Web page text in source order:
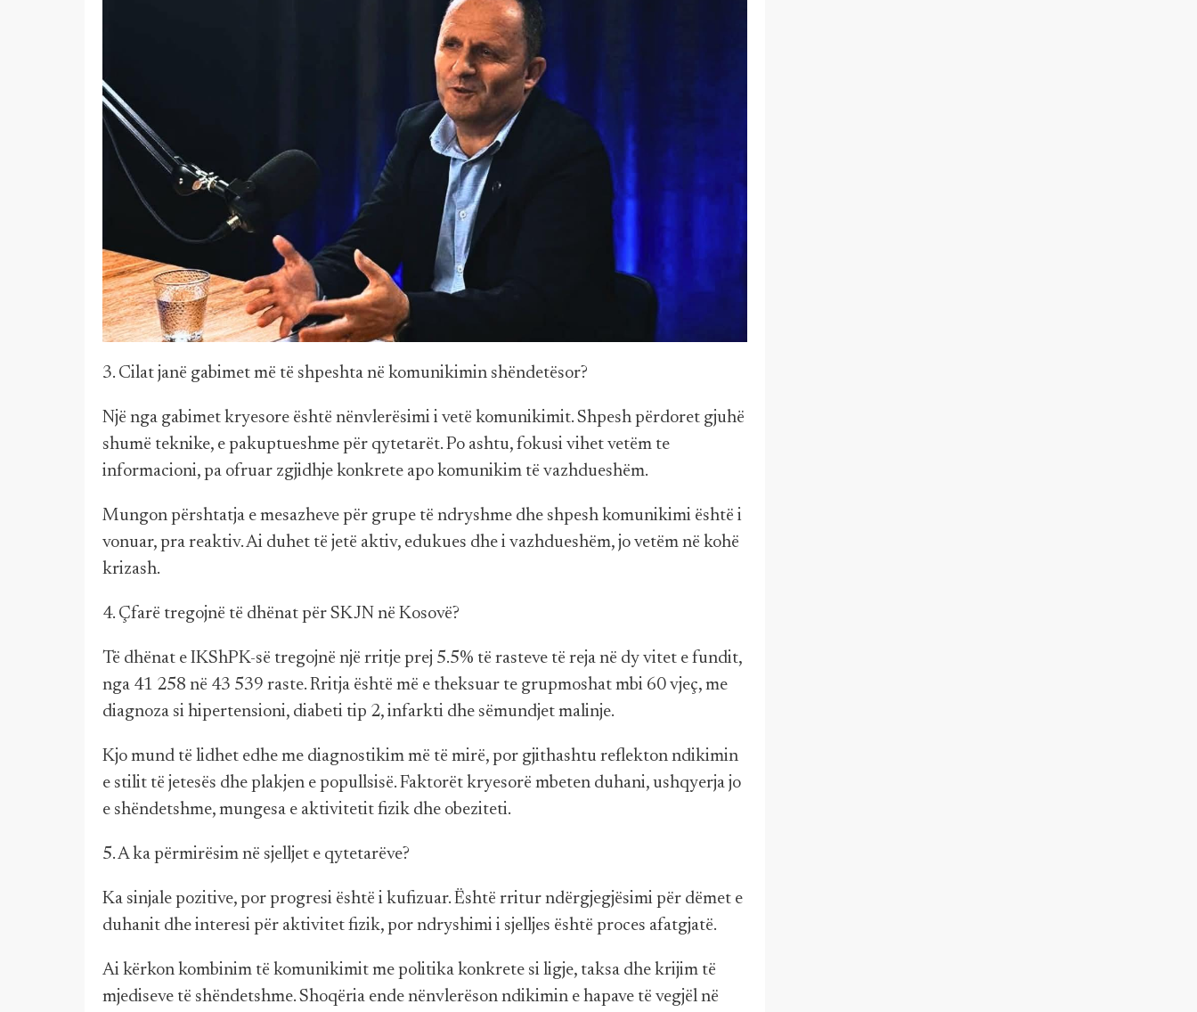
3. Cilat janë gabimet më të shpeshta në komunikimin shëndetësor?
Një nga gabimet kryesore është nënvlerësimi i vetë komunikimit. Shpesh përdoret gjuhë
shumë teknike, e pakuptueshme për qytetarët. Po ashtu, fokusi vihet vetëm te
informacioni, pa ofruar zgjidhje konkrete apo komunikim të vazhdueshëm.
Mungon përshtatja e mesazheve për grupe të ndryshme dhe shpesh komunikimi është i
vonuar, pra reaktiv. Ai duhet të jetë aktiv, edukues dhe i vazhdueshëm, jo vetëm në kohë
krizash.
4. Çfarë tregojnë të dhënat për SKJN në Kosovë?
Të dhënat e IKShPK-së tregojnë një rritje prej 5.5% të rasteve të reja në dy vitet e fundit,
nga 41 258 në 43 539 raste. Rritja është më e theksuar te grupmoshat mbi 60 vjeç, me
diagnoza si hipertensioni, diabeti tip 2, infarkti dhe sëmundjet malinje.
Kjo mund të lidhet edhe me diagnostikim më të mirë, por gjithashtu reflekton ndikimin
e stilit të jetesës dhe plakjen e popullsisë. Faktorët kryesorë mbeten duhani, ushqyerja jo
e shëndetshme, mungesa e aktivitetit fizik dhe obeziteti.
5. A ka përmirësim në sjelljet e qytetarëve?
Ka sinjale pozitive, por progresi është i kufizuar. Është rritur ndërgjegjësimi për dëmet e
duhanit dhe interesi për aktivitet fizik, por ndryshimi i sjelljes është proces afatgjatë.
Ai kërkon kombinim të komunikimit me politika konkrete si ligje, taksa dhe krijim të
mjediseve të shëndetshme. Shoqëria ende nënvlerëson ndikimin e hapave të vegjël në